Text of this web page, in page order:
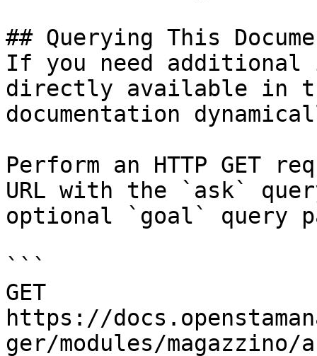
## Querying This
If you need
directly available in
documentation
Perform an HTTP GET
URL with the `ask`
optional `goal` query
```
GET
https://
ger/modules/